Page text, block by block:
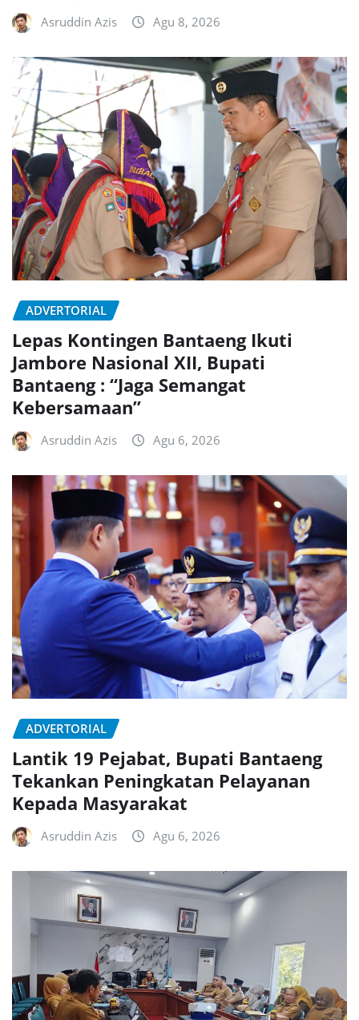
Asruddin Azis Agu 8, 2026
ADVERTORIAL
Lepas Kontingen Bantaeng Ikuti
Jambore Nasional XII, Bupati
Bantaeng : “Jaga Semangat
Kebersamaan”
Asruddin Azis Agu 6, 2026
ADVERTORIAL
Lantik 19 Pejabat, Bupati Bantaeng
Tekankan Peningkatan Pelayanan
Kepada Masyarakat
Asruddin Azis Agu 6, 2026